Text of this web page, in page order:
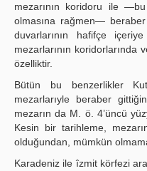
mezarının koridoru ile
olmasına rağmen—
duvarlarının hafifçe
mezarlarının koridorlarında
özelliktir.
Bütün bu benzerlikler
mezarlarıyle beraber
mezarın da M. ö. 4’üncü
Kesin bir tarihleme,
olduğundan, mümkün
Karadeniz ile îzmit körfezi